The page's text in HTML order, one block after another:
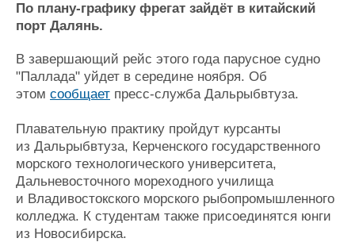
Судостроение
Пульс
Новости
Компании
Репутация
Крюинг
Журнал
Реклама
Торговая площадка
Оборудование
Изделия
Услуги
Конференции
Выставки и семинары
Флот
По плану-графику фрегат зайдёт в китайский
порт Далянь.
В завершающий рейс этого года парусное судно
"Паллада" уйдет в середине ноября. Об
этом сообщает пресс-служба Дальрыбвтуза.
Плавательную практику пройдут курсанты
из Дальрыбвтуза, Керченского государственного
морского технологического университета,
Дальневосточного мореходного училища
и Владивостокского морского рыбопромышленного
колледжа. К студентам также присоединятся юнги
из Новосибирска.